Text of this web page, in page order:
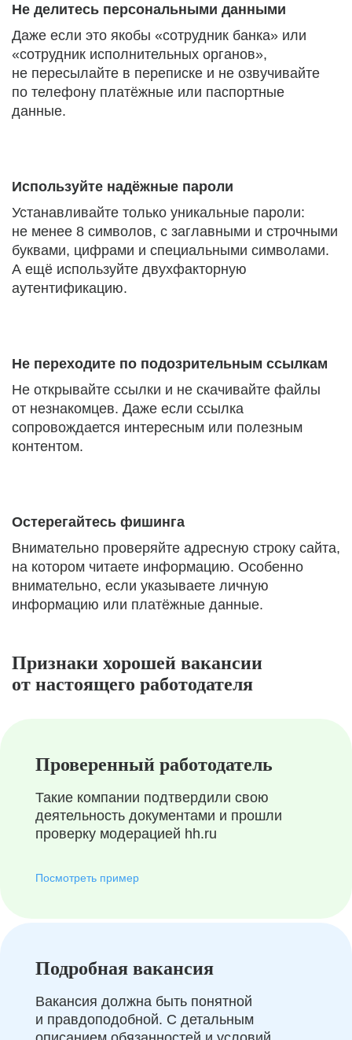
Не делитесь персональными данными
Даже если это якобы «сотрудник банка» или
«сотрудник исполнительных органов»,
не пересылайте в переписке и не озвучивайте
по телефону платёжные или паспортные
данные.
Используйте надёжные пароли
Устанавливайте только уникальные пароли:
не менее 8 символов, с заглавными и строчными
буквами, цифрами и специальными символами.
А ещё используйте двухфакторную
аутентификацию.
Не переходите по подозрительным ссылкам
Не открывайте ссылки и не скачивайте файлы
от незнакомцев. Даже если ссылка
сопровождается интересным или полезным
контентом.
Остерегайтесь фишинга
Внимательно проверяйте адресную строку сайта,
на котором читаете информацию. Особенно
внимательно, если указываете личную
информацию или платёжные данные.
Признаки хорошей вакансии
от настоящего работодателя
Проверенный работодатель
Такие компании подтвердили свою
деятельность документами и прошли
проверку модерацией hh.ru
Посмотреть пример
Подробная вакансия
Вакансия должна быть понятной
и правдоподобной. С детальным